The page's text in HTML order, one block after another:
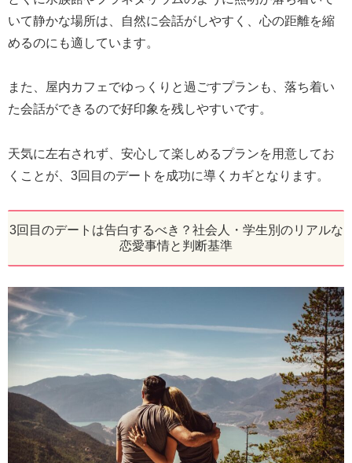
いて静かな場所は、自然に会話がしやすく、心の距離を縮
めるのにも適しています。
また、屋内カフェでゆっくりと過ごすプランも、落ち着い
た会話ができるので好印象を残しやすいです。
天気に左右されず、安心して楽しめるプランを用意してお
くことが、3回目のデートを成功に導くカギとなります。
3回目のデートは告白するべき？社会人・学生別のリアルな
恋愛事情と判断基準